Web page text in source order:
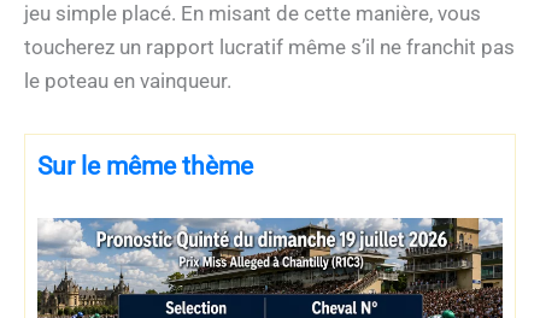
jeu simple placé. En misant de cette manière, vous
toucherez un rapport lucratif même s’il ne franchit pas
le poteau en vainqueur.
Sur le même thème